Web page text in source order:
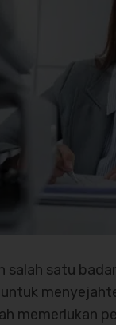
salah satu
memerlukan